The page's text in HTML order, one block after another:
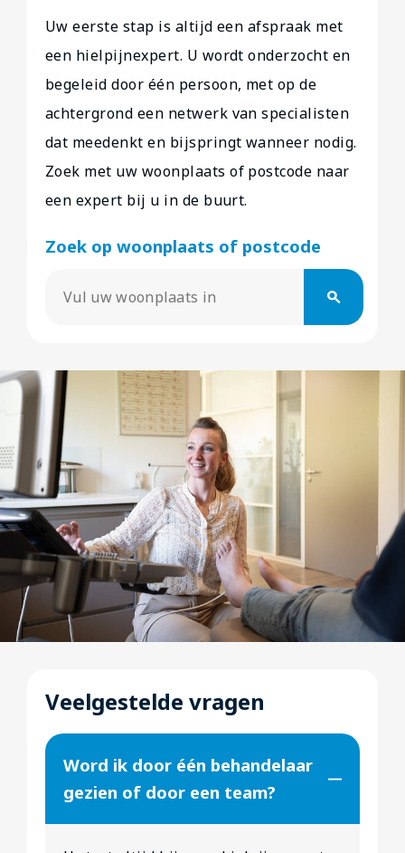
Uw eerste stap is altijd een afspraak met
een hielpijnexpert. U wordt onderzocht en
begeleid door één persoon, met op de
achtergrond een netwerk van specialisten
dat meedenkt en bijspringt wanneer nodig.
Zoek met uw woonplaats of postcode naar
een expert bij u in de buurt.
Zoek op woonplaats of postcode
search
Veelgestelde vragen
Word ik door één behandelaar
gezien of door een team?